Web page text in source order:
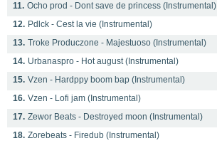
11. Ocho prod - Dont save de princess (Instrumental)
12. Pdlck - Cest la vie (Instrumental)
13. Troke Produczone - Majestuoso (Instrumental)
14. Urbanaspro - Hot august (Instrumental)
15. Vzen - Hardppy boom bap (Instrumental)
16. Vzen - Lofi jam (Instrumental)
17. Zewor Beats - Destroyed moon (Instrumental)
18. Zorebeats - Firedub (Instrumental)